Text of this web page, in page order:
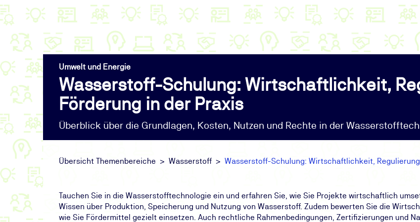
Umwelt und Energie
Wasserstoff-Schulung: Wirtschaftlichkeit,
Förderung in der Praxis
Überblick über die Grundlagen, Kosten, Nutzen und Rechte in der
Übersicht Themenbereiche Wasserstoff Wasserstoff-Schulung: Wirtschaftlichkeit,
Tauchen Sie in die Wasserstofftechnologie ein und erfahren Sie, wie Sie Projekte wirtschaftlich
Wissen über Produktion, Speicherung und Nutzung von Wasserstoff. Zudem bewerten Sie die
wie Sie Fördermittel gezielt einsetzen. Auch rechtliche Rahmenbedingungen, Zertifizierungen und